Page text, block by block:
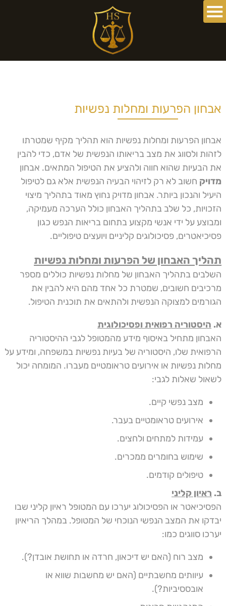
אבחון הפרעות ומחלות נפשיות
אבחון הפרעות ומחלות נפשיות הוא תהליך מקיף שמטרתו
לזהות ולסווג את מצב בריאותו הנפשית של אדם, כדי להבין
את הבעיות שהוא חווה ולהציע את הטיפול המתאים. אבחון
מדויק חשוב לא רק לזיהוי הבעיה הנפשית אלא גם לטיפול
היעיל והנכון ביותר. אבחון מדויק נחוץ מאוד בתהליך מיצוי
הזכויות, כל שלב בתהליך האבחון כולל הערכה מעמיקה,
ומבוצע על ידי אנשי מקצוע בתחום בריאות הנפש כגון
פסיכיאטרים, פסיכולוגים קליניים ויועצים טיפוליים.
תהליך האבחון של הפרעות ומחלות נפשיות
השלבים בתהליך האבחון של מחלות נפשיות כוללים מספר
מרכיבים חשובים, שמטרת כל אחד מהם היא להבין את
הגורמים למצוקה הנפשית ולהתאים את תוכנית הטיפול.
א. היסטוריה רפואית ופסיכולוגית
האבחון מתחיל באיסוף מידע מהמטופל לגבי ההיסטוריה
הרפואית שלו, היסטוריה של בעיות נפשיות במשפחה, ומידע על
מחלות נפשיות או אירועים טראומטיים מעברו. המומחה יכול
לשאול שאלות לגבי:
מצב נפשי קיים.
אירועים טראומטיים בעבר.
עמידות למתחים ולחצים.
שימוש בחומרים ממכרים.
טיפולים קודמים.
ב. ראיון קליני
הפסיכיאטר או הפסיכולוג יערכו עם המטופל ראיון קליני שבו
יבדקו את המצב הנפשי הנוכחי של המטופל. במהלך הריאיון
יערכו סווגים כמו:
מצב רוח (האם יש דיכאון, חרדה או תחושת אובדן?).
עיוותים מחשבתיים (האם יש מחשבות שווא או
אובססיביות?).